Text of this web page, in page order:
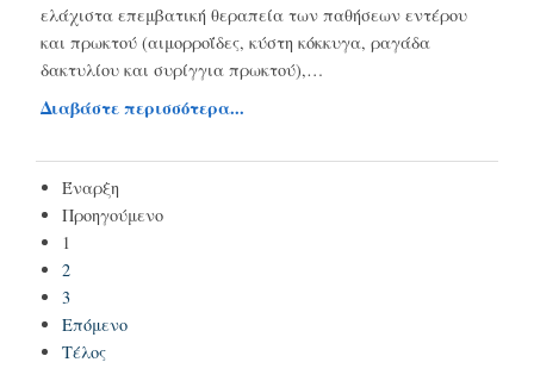
ελάχιστα επεμβατική θεραπεία των παθήσεων εντέρου
και πρωκτού (αιμορροΐδες, κύστη κόκκυγα, ραγάδα
δακτυλίου και συρίγγια πρωκτού),…
Διαβάστε περισσότερα...
Έναρξη
Προηγούμενο
1
2
3
Επόμενο
Τέλος